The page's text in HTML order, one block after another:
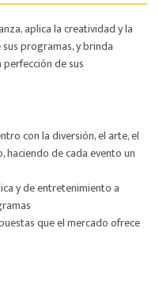
aplica la creatividad y la
programas, y brinda
de sus
con la diversión, el arte, el
haciendo de cada evento un
y de entretenimiento a
que el mercado ofrece